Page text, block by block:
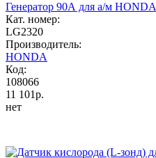
Генератор 90А для а/м HONDA
Кат. номер:
LG2320
Производитель:
HONDA
Код:
108066
11 101р.
нет